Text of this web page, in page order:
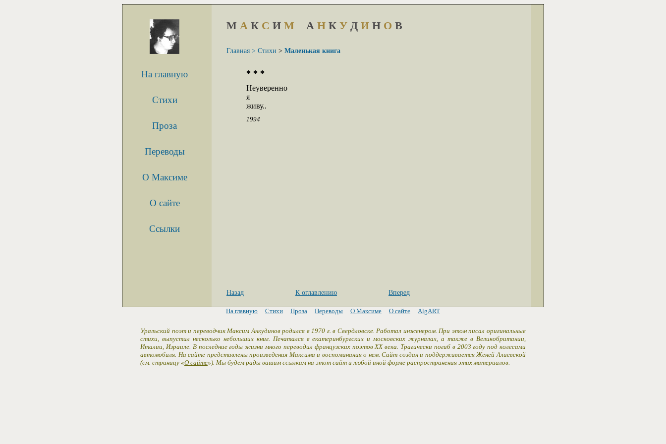
На главную
Стихи
Проза
Переводы
О Максиме
О сайте
Ссылки
М А К С И М А Н К У Д И Н О В
Главная > Стихи > Маленькая книга
* * *
Неуверенно
я
живу..
1994
Назад К оглавлению Вперед
На главную Стихи Проза Переводы О Максиме О сайте AlgART
Уральский поэт и переводчик Максим Анкудинов родился в 1970 г. в Свердловске. Работал инженером. При этом писал оригинальные
стихи, выпустил несколько небольших книг. Печатался в екатеринбургских и московских журналах, а также в Великобритании,
Италии, Израиле. В последние годы жизни много переводил французских поэтов XX века. Трагически погиб в 2003 году под колесами
автомобиля. На сайте представлены произведения Максима и воспоминания о нем. Сайт создан и поддерживается Женей Алиевской
(см. страницу «О сайте»). Мы будем рады вашим ссылкам на этот сайт и любой иной форме распространения этих материалов.